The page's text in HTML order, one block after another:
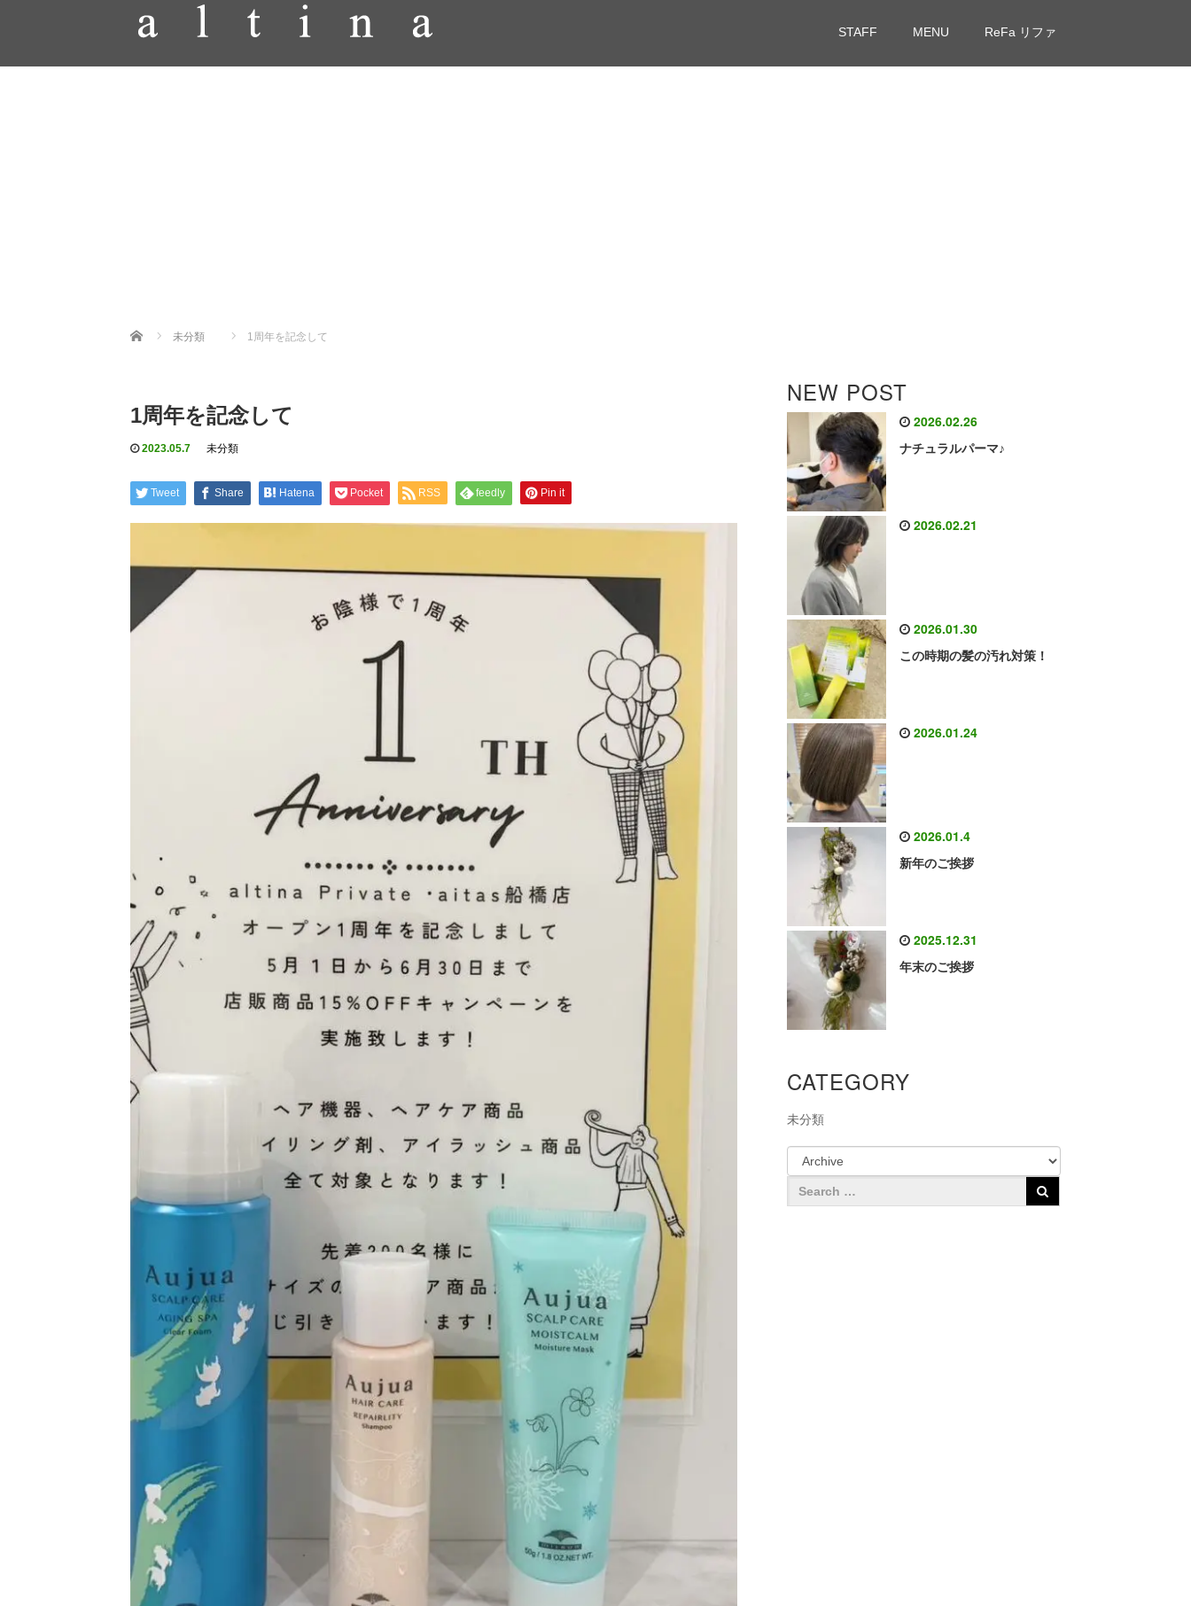
STAFF MENU ReFa リファ
Home 未分類 1周年を記念して
1周年を記念して
2023.05.7 未分類
Tweet Share Hatena Pocket RSS feedly Pin it
NEW POST
2026.02.26
ナチュラルパーマ♪
2026.02.21
2026.01.30
この時期の髪の汚れ対策！
2026.01.24
2026.01.4
新年のご挨拶
2025.12.31
年末のご挨拶
CATEGORY
未分類